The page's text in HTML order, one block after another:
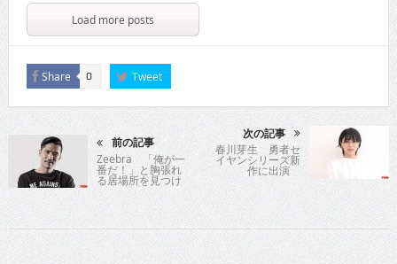
Load more posts
Share 0 Tweet
前の記事
Zeebra 「俺が一
番だ！」と胸張れ
る居場所を見つけ
よう!!日本のHIP-
HOPシーン拡大の
立役者が放つメッ
次の記事
春川芽生 勇者セ
イヤンシリーズ新
作に出演